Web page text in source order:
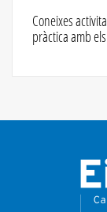
Coneixes
pràctica amb